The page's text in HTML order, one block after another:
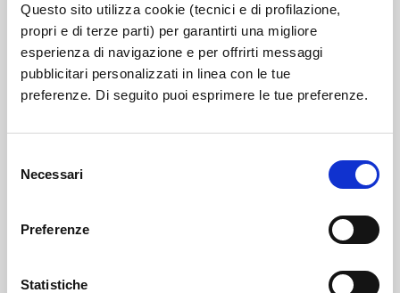
Questo sito utilizza cookie (tecnici e di profilazione,
propri e di terze parti) per garantirti una migliore
esperienza di navigazione e per offrirti messaggi
pubblicitari personalizzati in linea con le tue
preferenze. Di seguito puoi esprimere le tue preferenze.
delNecessari
Preferenze
Statistiche
Link correlati